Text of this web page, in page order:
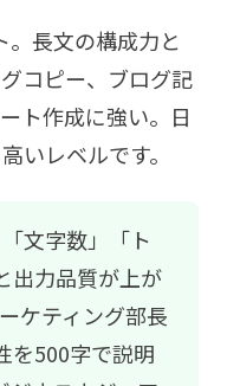
長文の構成力と
コピー、ブログ記
ト作成に強い。日
いレベルです。
文字数」「ト
出力品質が上が
ケティング部長
を500字で説明